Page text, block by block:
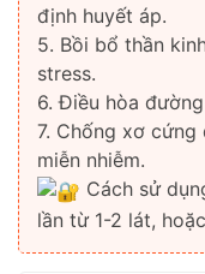
định huyết áp.
5. Bồi bổ thần
stress.
6. Điều hòa
7. Chống xơ cứng
miễn nhiễm.
Cách sử
lần từ 1-2 lát,